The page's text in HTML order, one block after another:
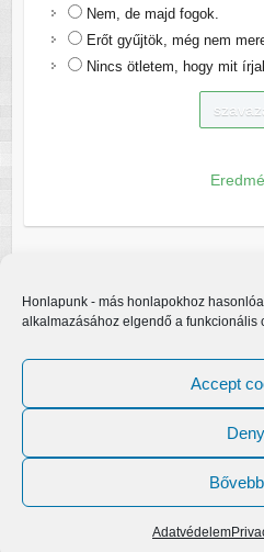
Honlapunk - más honlapokhoz
alkalmazásához elgendő a funkcionális
Accept
Deny
Adatvédelem
Nem, de majd fogok.
Erőt gyűjtök, még nem
Nincs ötletem, hogy mit
Egerfarmos.hu. A